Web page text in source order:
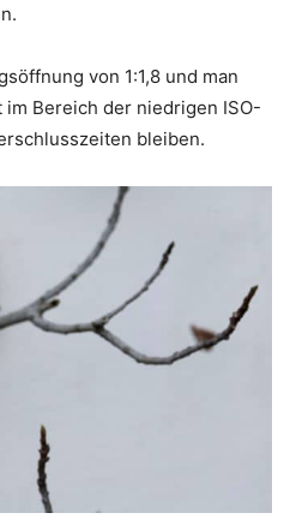
von 1:1,8 und man
Bereich der niedrigen ISO-
bleiben.